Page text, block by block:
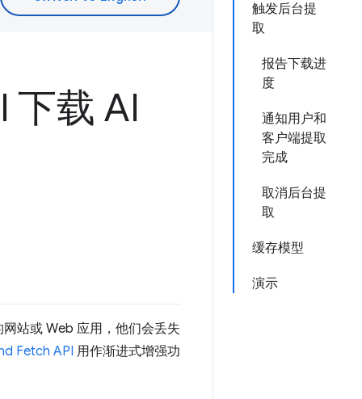
触发后台提
取
报告下载进
度
通知用户和
客户端提取
完成
取消后台提
取
缓存模型
演示
下载 AI
站或 Web 应用，他们会丢失
Fetch API 用作渐进式增强功